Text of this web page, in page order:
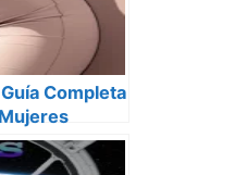
Completa